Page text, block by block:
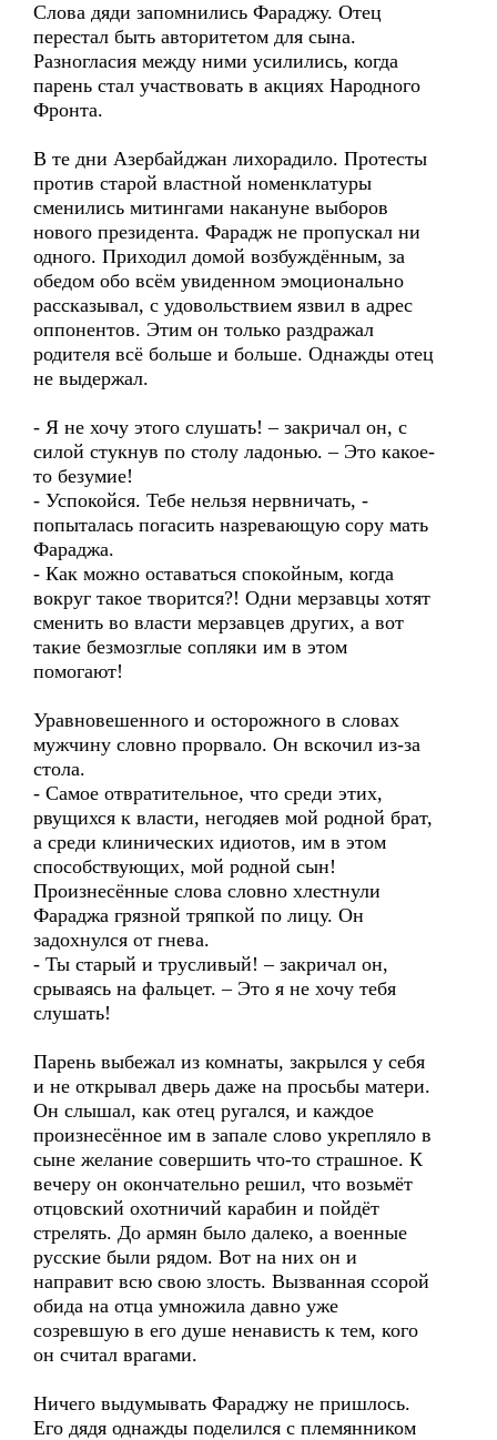
Слова дяди запомнились Фараджу. Отец
перестал быть авторитетом для сына.
Разногласия между ними усилились, когда
парень стал участвовать в акциях Народного
Фронта.
В те дни Азербайджан лихорадило. Протесты
против старой властной номенклатуры
сменились митингами накануне выборов
нового президента. Фарадж не пропускал ни
одного. Приходил домой возбуждённым, за
обедом обо всём увиденном эмоционально
рассказывал, с удовольствием язвил в адрес
оппонентов. Этим он только раздражал
родителя всё больше и больше. Однажды отец
не выдержал.
- Я не хочу этого слушать! – закричал он, с
силой стукнув по столу ладонью. – Это какое-
то безумие!
- Успокойся. Тебе нельзя нервничать, -
попыталась погасить назревающую сору мать
Фараджа.
- Как можно оставаться спокойным, когда
вокруг такое творится?! Одни мерзавцы хотят
сменить во власти мерзавцев других, а вот
такие безмозглые сопляки им в этом
помогают!
Уравновешенного и осторожного в словах
мужчину словно прорвало. Он вскочил из-за
стола.
- Самое отвратительное, что среди этих,
рвущихся к власти, негодяев мой родной брат,
а среди клинических идиотов, им в этом
способствующих, мой родной сын!
Произнесённые слова словно хлестнули
Фараджа грязной тряпкой по лицу. Он
задохнулся от гнева.
- Ты старый и трусливый! – закричал он,
срываясь на фальцет. – Это я не хочу тебя
слушать!
Парень выбежал из комнаты, закрылся у себя
и не открывал дверь даже на просьбы матери.
Он слышал, как отец ругался, и каждое
произнесённое им в запале слово укрепляло в
сыне желание совершить что-то страшное. К
вечеру он окончательно решил, что возьмёт
отцовский охотничий карабин и пойдёт
стрелять. До армян было далеко, а военные
русские были рядом. Вот на них он и
направит всю свою злость. Вызванная ссорой
обида на отца умножила давно уже
созревшую в его душе ненависть к тем, кого
он считал врагами.
Ничего выдумывать Фараджу не пришлось.
Его дядя однажды поделился с племянником